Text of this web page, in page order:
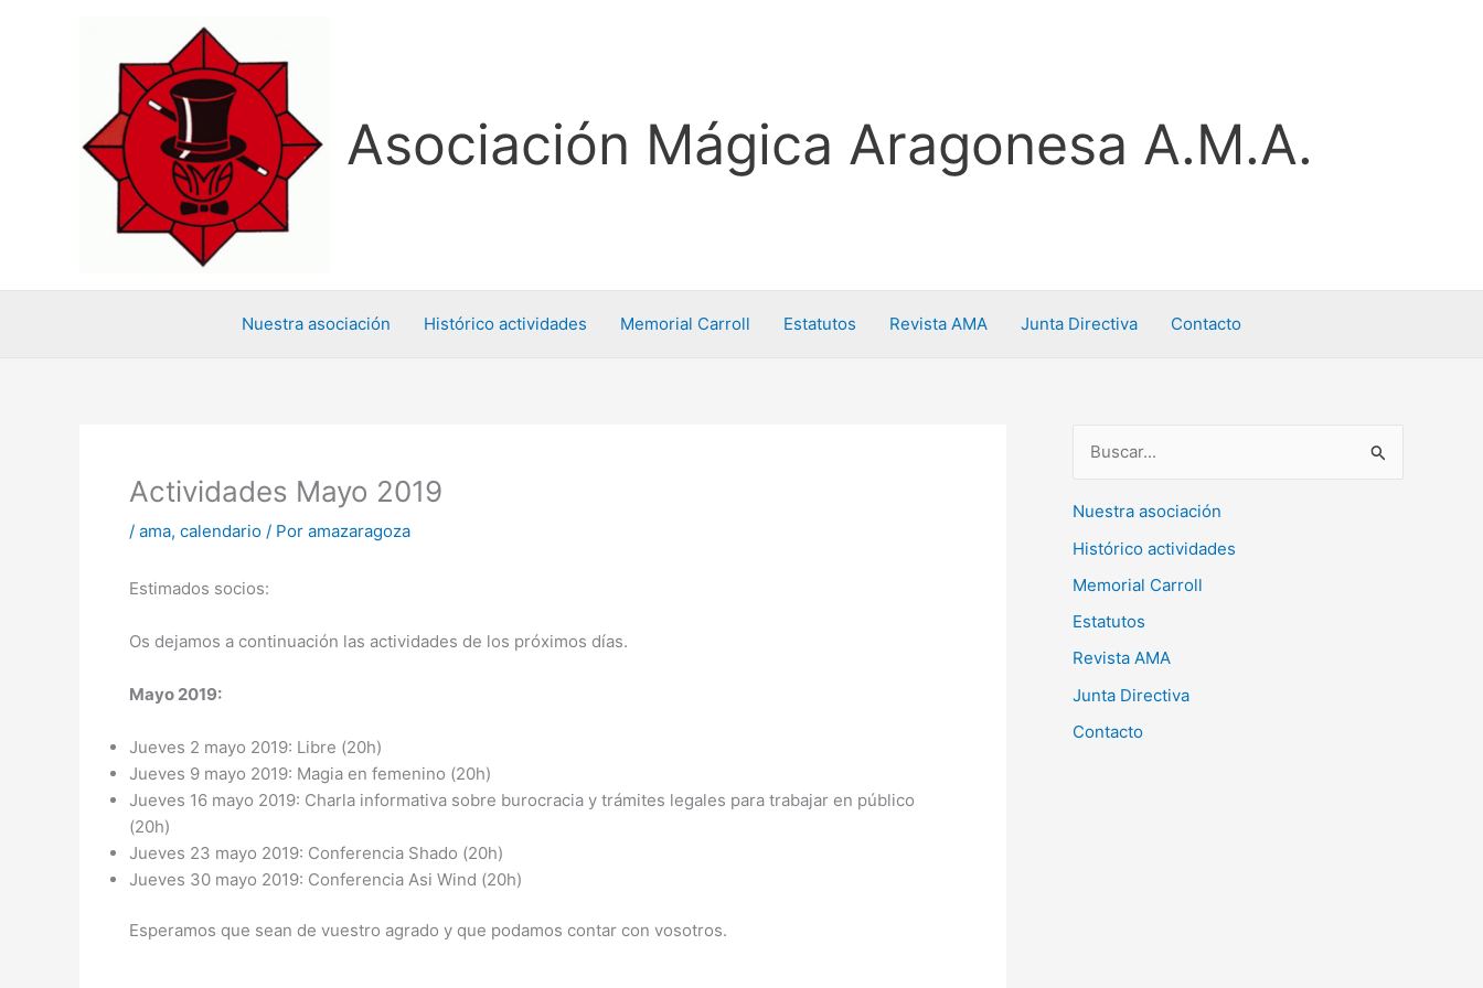
Asociación Mágica Aragonesa A.M.A.
Nuestra asociación Histórico actividades Memorial Carroll Estatutos Revista AMA Junta Directiva Contacto
Actividades Mayo 2019
/ ama, calendario / Por amazaragoza
Estimados socios:
Os dejamos a continuación las actividades de los próximos días.
Mayo 2019:
Jueves 2 mayo 2019: Libre (20h)
Jueves 9 mayo 2019: Magia en femenino (20h)
Jueves 16 mayo 2019: Charla informativa sobre burocracia y trámites legales para trabajar en público
(20h)
Jueves 23 mayo 2019: Conferencia Shado (20h)
Jueves 30 mayo 2019: Conferencia Asi Wind (20h)
Esperamos que sean de vuestro agrado y que podamos contar con vosotros.
s
c
a
r
p
o
Nuestra asociación
Histórico actividades
Memorial Carroll
Estatutos
Revista AMA
Junta Directiva
Contacto